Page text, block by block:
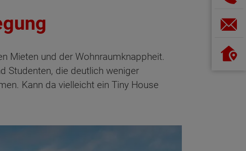
Mieten und der Wohnraumknappheit.
Studenten, die deutlich weniger
Kann da vielleicht ein Tiny House